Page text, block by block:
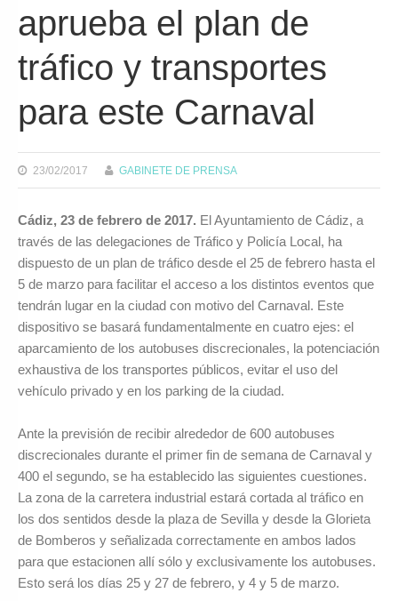
aprueba el plan de
tráfico y transportes
para este Carnaval
23/02/2017 GABINETE DE PRENSA
Cádiz, 23 de febrero de 2017. El Ayuntamiento de Cádiz, a
través de las delegaciones de Tráfico y Policía Local, ha
dispuesto de un plan de tráfico desde el 25 de febrero hasta el
5 de marzo para facilitar el acceso a los distintos eventos que
tendrán lugar en la ciudad con motivo del Carnaval. Este
dispositivo se basará fundamentalmente en cuatro ejes: el
aparcamiento de los autobuses discrecionales, la potenciación
exhaustiva de los transportes públicos, evitar el uso del
vehículo privado y en los parking de la ciudad.
Ante la previsión de recibir alrededor de 600 autobuses
discrecionales durante el primer fin de semana de Carnaval y
400 el segundo, se ha establecido las siguientes cuestiones.
La zona de la carretera industrial estará cortada al tráfico en
los dos sentidos desde la plaza de Sevilla y desde la Glorieta
de Bomberos y señalizada correctamente en ambos lados
para que estacionen allí sólo y exclusivamente los autobuses.
Esto será los días 25 y 27 de febrero, y 4 y 5 de marzo.